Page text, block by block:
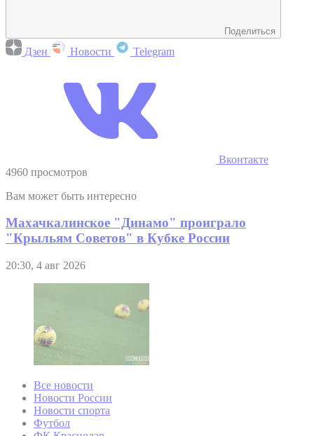
Поделиться
Дзен Новости Telegram
Вконтакте
4960 просмотров
Вам может быть интересно
Махачкалинское "Динамо" проиграло
"Крыльям Советов" в Кубке России
20:30, 4 авг 2026
Все новости
Новости России
Новости спорта
Футбол